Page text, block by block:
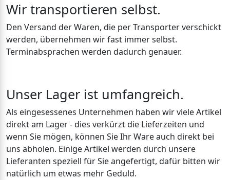
Wir transportieren selbst.
Den Versand der Waren, die per Transporter verschickt
werden, übernehmen wir fast immer selbst.
Terminabsprachen werden dadurch genauer.
Unser Lager ist umfangreich.
Als eingesessenes Unternehmen haben wir viele Artikel
direkt am Lager - dies verkürzt die Lieferzeiten und
wenn Sie mögen, können Sie Ihr Ware auch direkt bei
uns abholen. Einige Artikel werden durch unsere
Lieferanten speziell für Sie angefertigt, dafür bitten wir
natürlich um etwas mehr Geduld.